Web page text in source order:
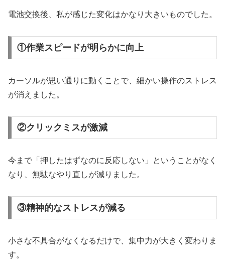
電池交換後、私が感じた変化はかなり大きいものでした。
①作業スピードが明らかに向上
カーソルが思い通りに動くことで、細かい操作のストレス
が消えました。
②クリックミスが激減
今まで「押したはずなのに反応しない」ということがなく
なり、無駄なやり直しが減りました。
③精神的なストレスが減る
小さな不具合がなくなるだけで、集中力が大きく変わりま
す。